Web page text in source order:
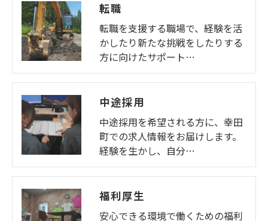
転職
転職を支援する職場で、経験を活
かしたり新たな挑戦をしたりする
方に向けたサポート…
中途採用
中途採用を希望される方に、幸田
町での求人情報をお届けします。
経験を生かし、自分…
福利厚生
安心できる環境で働くための福利